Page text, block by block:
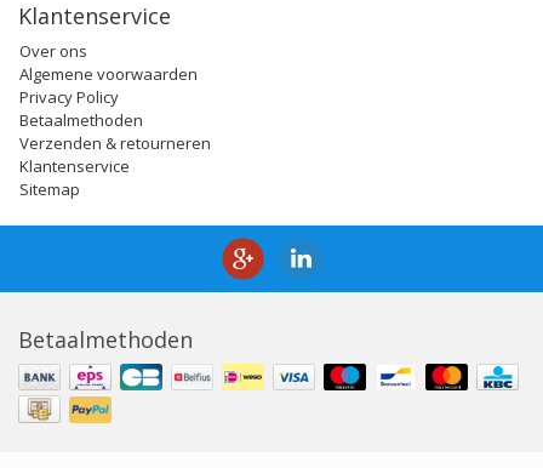
Klantenservice
Over ons
Algemene voorwaarden
Privacy Policy
Betaalmethoden
Verzenden & retourneren
Klantenservice
Sitemap
Betaalmethoden